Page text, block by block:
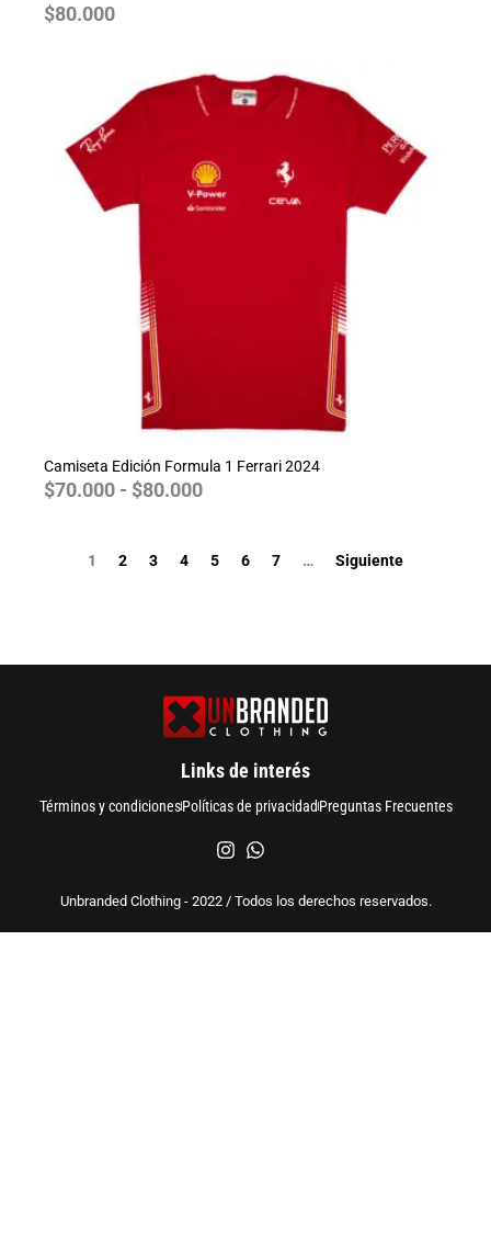
$80.000
Camiseta Edición Formula 1 Ferrari 2024
$70.000 - $80.000
de
precios:
$70.000
hasta
$80.000
1 2 3 4 5 6 7 … Siguiente
Links de interés
Términos y condicionesPolíticas de privacidadPreguntas Frecuentes
Unbranded Clothing - 2022 / Todos los derechos reservados.